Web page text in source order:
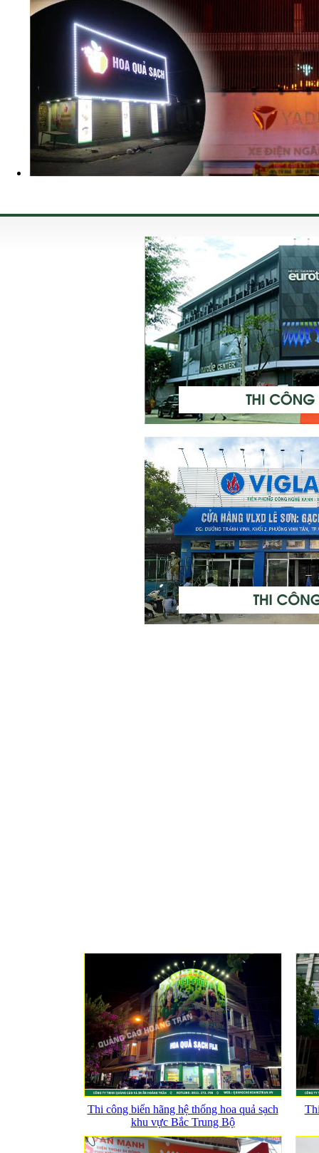
Thi công biển hãng hệ thống hoa quả sạch
khu vực Bắc Trung Bộ